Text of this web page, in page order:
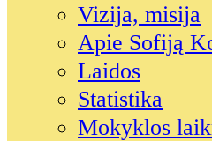
Vizija, misija
Apie Sofiją
Laidos
Statistika
Mokyklos